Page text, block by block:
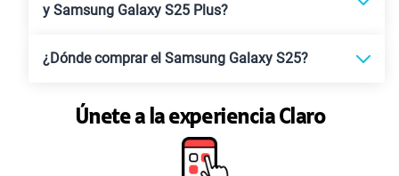
y Samsung Galaxy S25 Plus?
¿Dónde comprar el Samsung Galaxy S25?
Únete a la experiencia Claro